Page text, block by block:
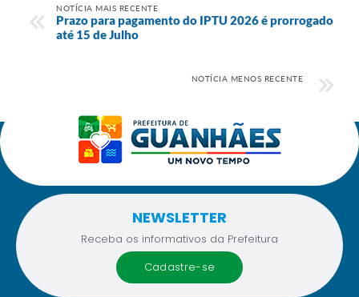
NOTÍCIA MAIS RECENTE
Prazo para pagamento do IPTU 2026 é prorrogado
até 15 de Julho
NOTÍCIA MENOS RECENTE
NEWSLETTER
Receba os informativos da Prefeitura
cadastre-se